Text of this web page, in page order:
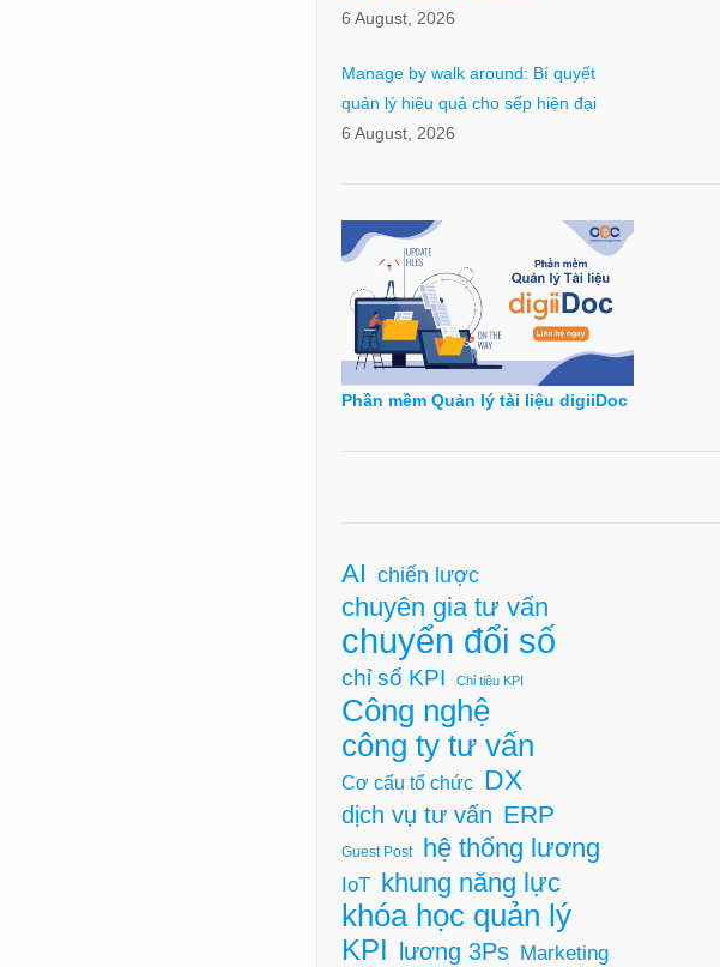
6 August, 2026
Manage by walk around: Bí quyết
quản lý hiệu quả cho sếp hiện đại
6 August, 2026
Phần mềm Quản lý tài liệu digiiDoc
AI chiến lược
chuyên gia tư vấn
chuyển đổi số
chỉ số KPI Chỉ tiêu KPI
Công nghệ
công ty tư vấn
Cơ cấu tổ chức DX
dịch vụ tư vấn ERP
Guest Post hệ thống lương
IoT khung năng lực
khóa học quản lý
KPI lương 3Ps Marketing